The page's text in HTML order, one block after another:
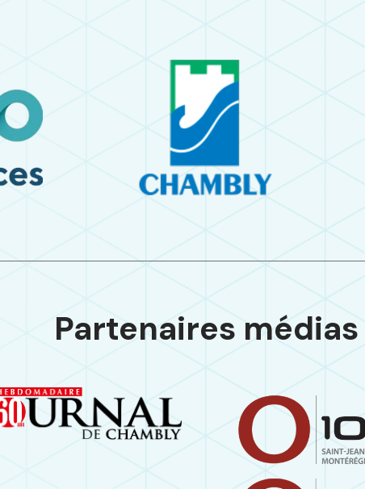
Partenaires médias